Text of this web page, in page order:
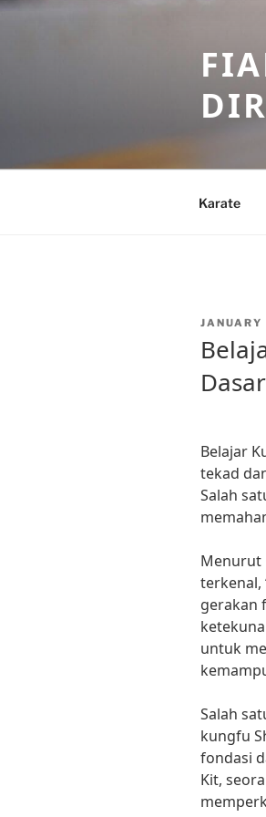
Skip
Karate
POSTED
Belajar
tekad
Salah
Menurut
terkenal,
gerakan
untuk
Salah
kungfu
fondasi
Kit,